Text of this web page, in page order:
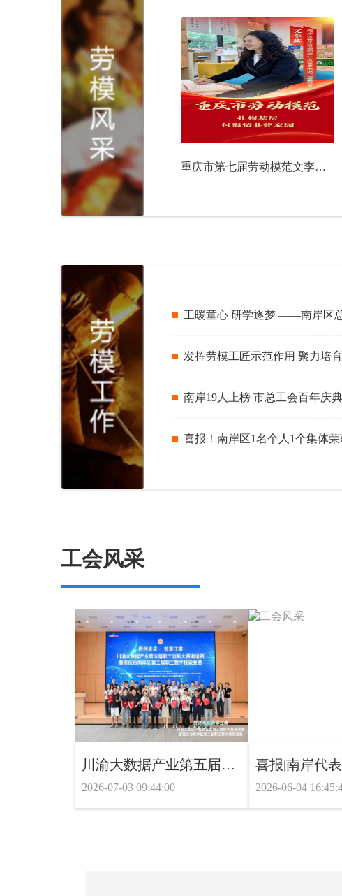
重庆市第七届劳动模范文李燕—六色初心绘家园廿六深耕暖民心
工暖童心 研学逐梦 ——南岸区
发挥劳模工匠示范作用 聚力培
南岸19人上榜 市总工会百年庆
喜报！南岸区1名个人1个集体
工会风采
川渝大数据产业第五届职工创新大赛邀请赛暨重庆市南岸区第二届职工数字技能竞赛在南岸举办
2026-07-03 09:44:00 2026-06-04